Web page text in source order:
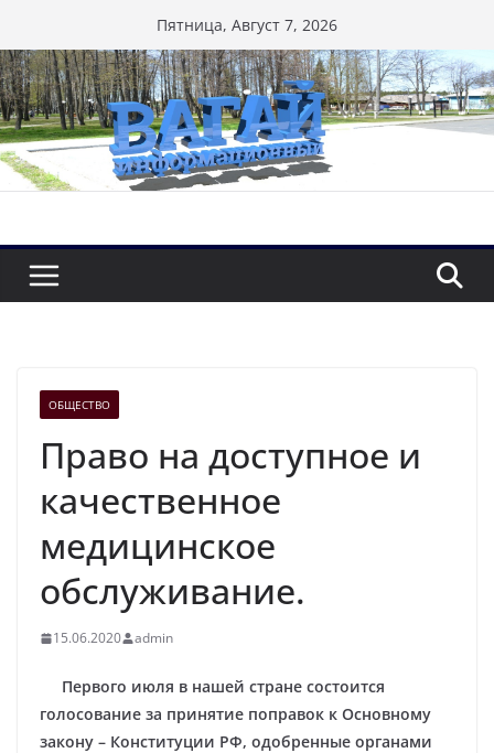
к
содержимому
Пятница, Август 7, 2026
ОБЩЕСТВО
Право на доступное и
качественное
медицинское
обслуживание.
15.06.2020 admin
Первого июля в нашей стране состоится
голосование за принятие поправок к Основному
закону – Конституции РФ, одобренные органами